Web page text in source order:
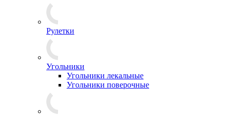
Рулетки
Угольники
Угольники лекальные
Угольники поверочные